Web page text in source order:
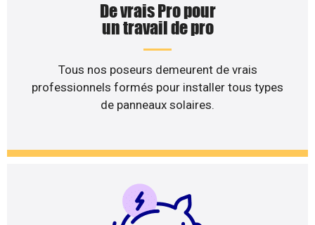
De vrais Pro pour
un travail de pro
Tous nos poseurs demeurent de vrais
professionnels formés pour installer tous types
de panneaux solaires.